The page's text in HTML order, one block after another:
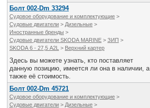
Болт 002-Dm 33294
Судовое оборудование и комплектующие >
Судовые двигатели > Дизельные >
Иностранные бренды >
Судовые двигатели SKODA MARINE > ЗИП >
SKODA 6 - 27,5 A2L > Верхний картер
Здесь вы можете узнать, кто поставляет
данную позицию, имеется ли она в наличии, а
также её стоимость.
Болт 002-Dm 45721
Судовое оборудование и комплектующие >
Судовые двигатели > Дизельные >